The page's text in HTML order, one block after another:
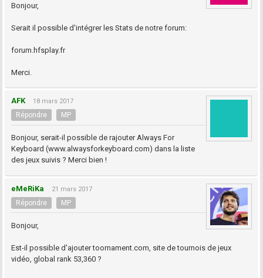
Bonjour,
Serait il possible d'intégrer les Stats de notre forum:
forum.hfsplay.fr
Merci.
AFK 18 mars 2017
Répondre MP
Bonjour, serait-il possible de rajouter Always For
Keyboard (www.alwaysforkeyboard.com) dans la liste
des jeux suivis ? Merci bien !
eMeRiKa 21 mars 2017
Répondre MP
Bonjour,
Est-il possible d'ajouter toornament.com, site de tournois de jeux
vidéo, global rank 53,360 ?